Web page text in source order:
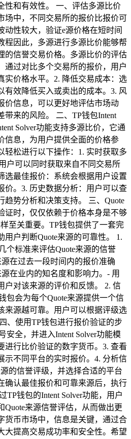
性和有效性。 一、评估多源比价
场中，不同交易所的报价比报价可
动性较大，验证e源价格在短时间
程因此，多源进行多源比价能够帮
的信誉交易价格。多源比价的评估
通过对比多个交易所的报价，用户
实价格水平。2. 降低交易成本：选
有效降低买入或卖出的成本。3. 风
价信息，可以更好地评估市场动
带来的风险。 二、TP钱包Intent
Solver功能支持多源比价，它通
信息，为用户提供全面的价格参
轻松进行以下操作：1. 实时获取多
户可以同时获取来自不同交易所
选最佳报价：系统会根据用户设置
价。3. 历史数据分析：用户可以查
趋势分析和决策支持。 三、Quote
证时，仅仅依赖于价格本身是不够
至关重要。TP钱包提供了一套完
户判断Quote来源的可靠性。 1.
个标准来评估Quote来源的信誉
在过去一段时间内的报价准确
在业内的知名度和影响力。- 用
户对该来源的评价和反馈。 2. 信
包会为每个Quote来源提供一个信
来源越可靠。用户可以根据评级选
、使用TP钱包进行报价验证的步
安全，并进入Intent Solver功能模
进行比价验证的数字货币。3. 查看
示不同平台的实时报价。4. 分析信
的信誉评级，并选择合适的平台
确认最佳报价和可靠来源后，执行
TP钱包的Intent Solver功能，用户
Quote来源信誉评估，从而做出更
货币市场中，信息是关键，通过合
大提高交易成功率和安全性。希望